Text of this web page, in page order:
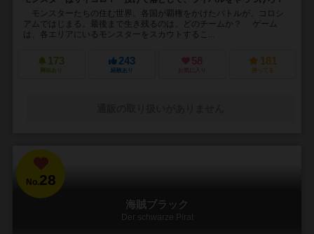
モンスターたちの住む世界。各国が覇権をかけたバトルが、コロシ
アムではじまる。最後まで生き残るのは、どのチームか？ ゲーム
は、各エリアにいるモンスターをスカウトするこ...
173
興味あり
243
経験あり
58
お気に入り
181
持ってる
No.28
海賊ブラック
Der schwarze Pirat